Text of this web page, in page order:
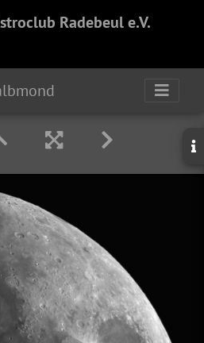
Radebeul e.V.